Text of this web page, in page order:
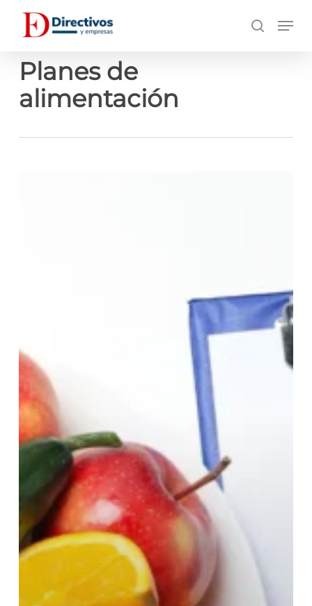
principal
búsqueda
Planes de
alimentación